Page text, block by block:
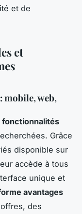
et de
et
mobile, web,
fonctionnalités
Grâce
disponible sur
accède à tous
unique et
avantages
des